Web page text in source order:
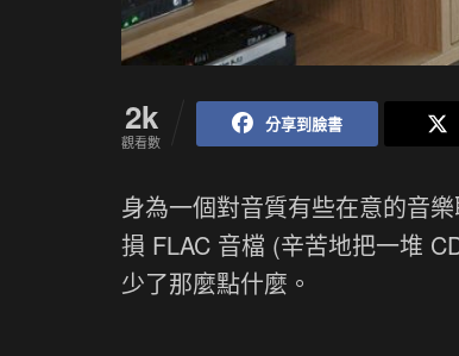
2k
觀看數
分享到臉書
身為一個對音質有些在意的音
損 FLAC 音檔 (辛苦地把一堆
少了那麼點什麼。